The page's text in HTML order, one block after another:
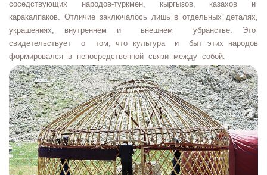
соседствующих народов-туркмен, кыргызов, казахов и
каракалпаков. Отличие заключалось лишь в отдельных деталях,
украшениях, внутреннем и внешнем убранстве. Это
свидетельствует о том, что культура и быт этих народов
формировался в непосредственной связи между собой.